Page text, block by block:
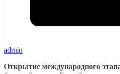
admin
Открытие международного